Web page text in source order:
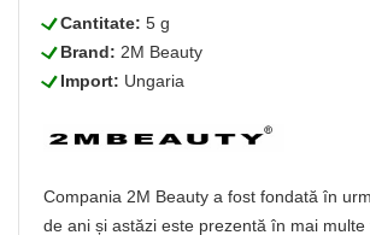
LCantitate: 5 g
LBrand: 2M Beauty
LImport: Ungaria
Compania 2M Beauty a fost fondată în
de ani și astăzi este prezentă în mai